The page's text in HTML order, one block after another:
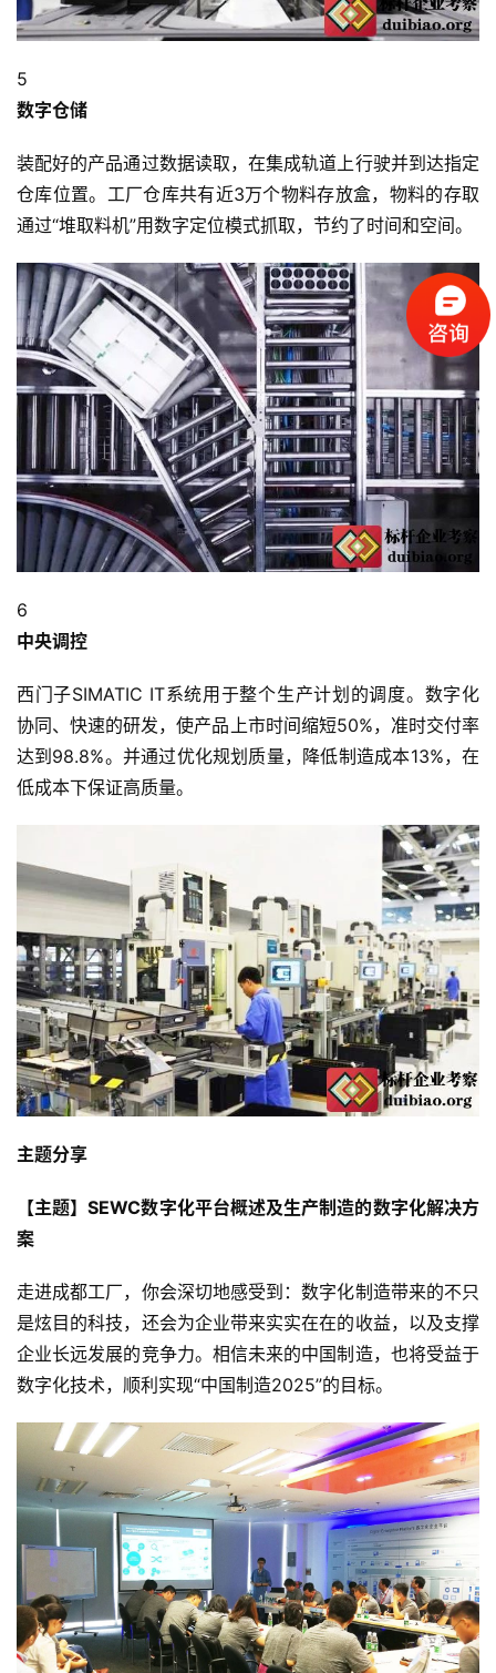
页
标
企
大
全
考
察
公
开
课
标
杆
洞
察
标
内
训
5
数字仓储
装配好的产品通过数据读取，在集成轨道上行驶并到达指定
仓库位置。工厂仓库共有近3万个物料存放盒，物料的存取
通过“堆取料机”用数字定位模式抓取，节约了时间和空间。
6
中央调控
西门子SIMATIC IT系统用于整个生产计划的调度。数字化
协同、快速的研发，使产品上市时间缩短50%，准时交付率
达到98.8%。并通过优化规划质量，降低制造成本13%，在
低成本下保证高质量。
主题分享
【主题】SEWC数字化平台概述及生产制造的数字化解决方
案
走进成都工厂，你会深切地感受到：数字化制造带来的不只
是炫目的科技，还会为企业带来实实在在的收益，以及支撑
企业长远发展的竞争力。相信未来的中国制造，也将受益于
数字化技术，顺利实现“中国制造2025”的目标。